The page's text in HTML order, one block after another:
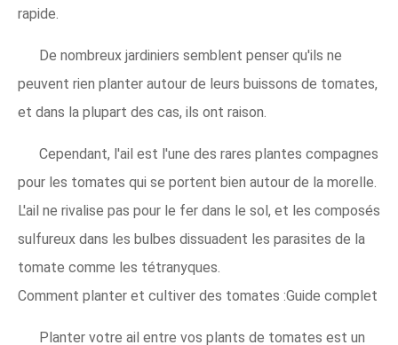
rapide.
De nombreux jardiniers semblent penser qu'ils ne
peuvent rien planter autour de leurs buissons de tomates,
et dans la plupart des cas, ils ont raison.
Cependant, l'ail est l'une des rares plantes compagnes
pour les tomates qui se portent bien autour de la morelle.
L'ail ne rivalise pas pour le fer dans le sol, et les composés
sulfureux dans les bulbes dissuadent les parasites de la
tomate comme les tétranyques.
Comment planter et cultiver des tomates :Guide complet
Planter votre ail entre vos plants de tomates est un